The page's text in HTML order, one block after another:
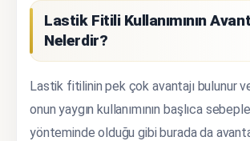
Lastik Fitili Kullanımının
Nelerdir?
Lastik fitilinin pek çok avantajı bulunur
onun yaygın kullanımının başlıca
yönteminde olduğu gibi burada da